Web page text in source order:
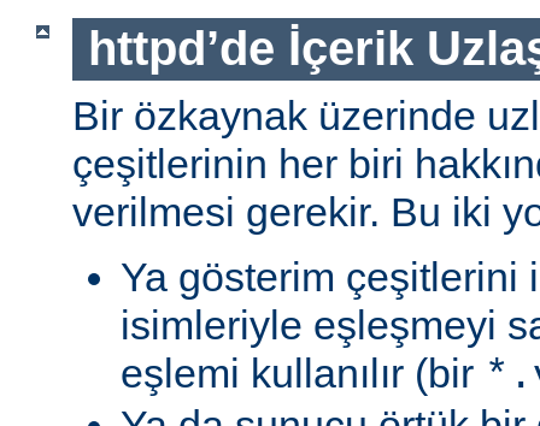
httpd’de İçerik
Bir özkaynak üzerinde
çeşitlerinin her biri
verilmesi gerekir. Bu iki
Ya gösterim çeşitlerini
isimleriyle eşleşmeyi
eşlemi kullanılır (bir